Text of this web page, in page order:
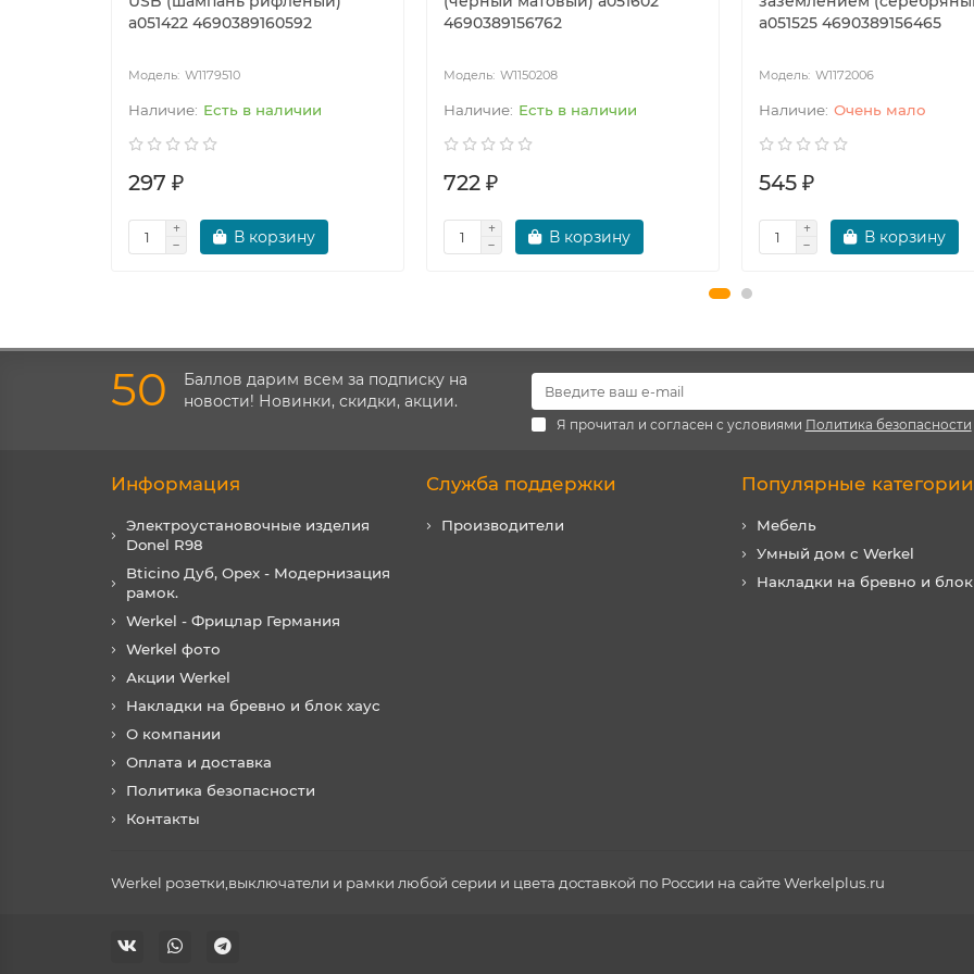
a051422 4690389160592
W1179510
Есть в наличии
297 ₽
В корзину
4690389156762
W1150208
Есть в наличии
722 ₽
В корзину
a051525 4690389156465
W1172006
Очень мало
545 ₽
В корзину
50
Баллов дарим всем за подписку на
новости! Новинки, скидки, акции.
Я прочитал и согласен с условиями Политика безопасности
Информация
Электроустановочные изделия
Donel R98
Bticino Дуб, Орех - Модернизация
рамок.
Werkel - Фрицлар Германия
Werkel фото
Акции Werkel
Накладки на бревно и блок хаус
О компании
Оплата и доставка
Политика безопасности
Контакты
Служба поддержки
Производители
Популярные категории
Мебель
Умный дом с Werkel
Накладки на бревно и блок
Werkel розетки,выключатели и рамки любой серии и цвета доставкой по России на сайте Werkelplus.ru